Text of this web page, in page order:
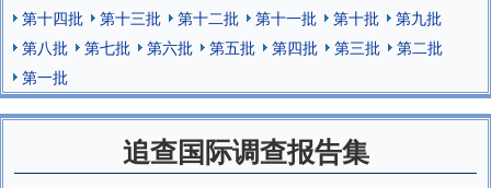
第十四批
第十三批 第十二批 第十一批 第十批
第九批
第八批
第七批 第六批 第五批 第四批 第三批
第二批
第一批
追查国际调查报告集